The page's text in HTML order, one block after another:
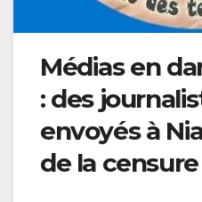
Médias en
: des
envoyés à
de la